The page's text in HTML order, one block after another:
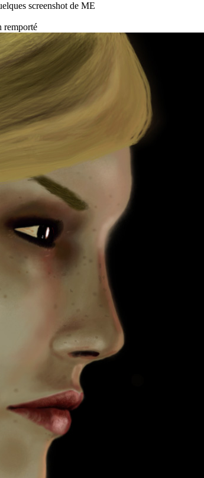
screenshot de ME
remporté